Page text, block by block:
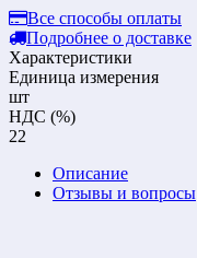
Все способы оплаты
Подробнее о доставке
Характеристики
Единица измерения
шт
НДС (%)
22
Описание
Отзывы и вопросы